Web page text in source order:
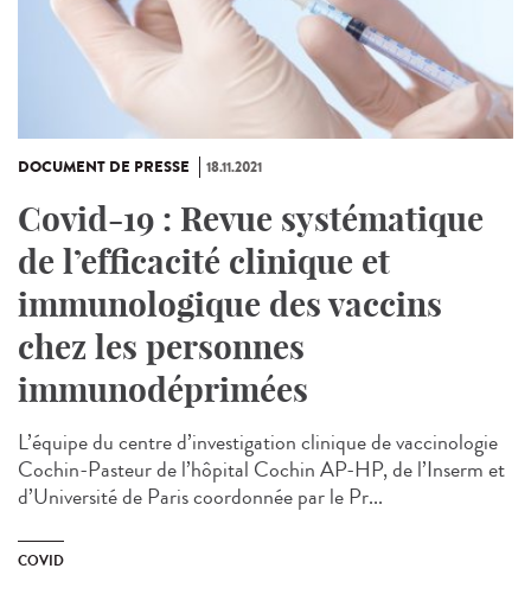
DOCUMENT DE PRESSE 18.11.2021
Covid-19 : Revue systématique
de l’efficacité clinique et
immunologique des vaccins
chez les personnes
immunodéprimées
L’équipe du centre d’investigation clinique de vaccinologie
Cochin-Pasteur de l’hôpital Cochin AP-HP, de l’Inserm et
d’Université de Paris coordonnée par le Pr...
COVID